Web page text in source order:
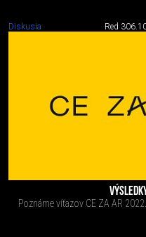
Diskusia Red 3
Poznáme víťazov CE ZA AR